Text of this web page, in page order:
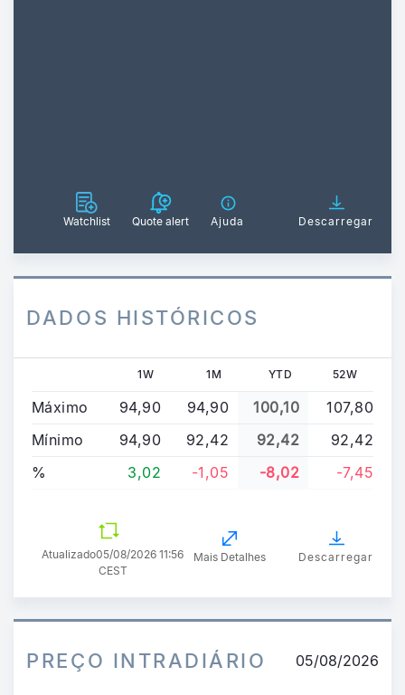
Watchlist Quote alert Ajuda Descarregar
DADOS HISTÓRICOS
1W 1M YTD 52W
Máximo 94,90 94,90 100,10
107,80
Mínimo
94,90 92,42 92,42
92,42
%
3,02 -1,05 -8,02 -7,45
Atualizado05/08/2026 11:56
CEST
Mais Detalhes Descarregar
PREÇO INTRADIÁRIO 05/08/2026